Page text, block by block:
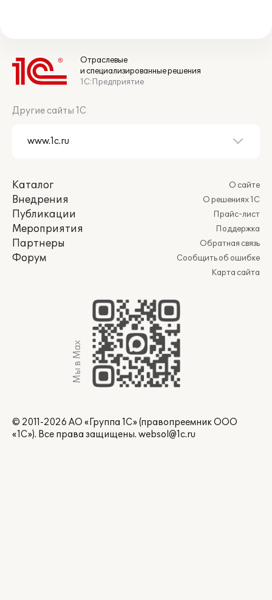
Отраслевые
и специализированные решения
1С:Предприятие
Другие сайты 1С
Каталог
Внедрения
Публикации
Мероприятия
Партнеры
Форум
О сайте
О решениях 1С
Прайс-лист
Поддержка
Обратная связь
Сообщить об ошибке
Карта сайта
Мы в Max
© 2011-2026 АО «Группа 1С» (правопреемник ООО
«1С»). Все права защищены. websol@1c.ru